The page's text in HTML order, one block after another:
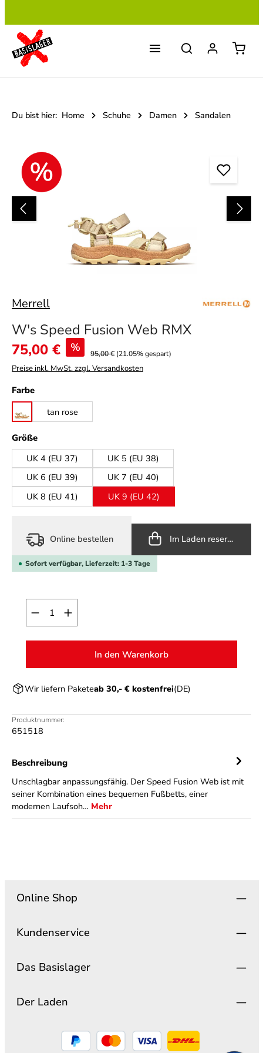
Du bist hier: Home Schuhe Damen Sandalen
Merrell
W's Speed Fusion Web RMX
Verkaufspreis:
75,00 € % 95,00 € (21.05% gespart)
Preise inkl. MwSt. zzgl. Versandkosten
Farbeauswählen
poplar
tan rose
Größeauswählen
UK 4 (EU 37)
UK 5 (EU 38)
UK 6 (EU 39)
UK 7 (EU 40)
UK 8 (EU 41)
UK 9 (EU 42)
Online bestellen Im Laden reservieren
Sofort verfügbar, Lieferzeit: 1-3 Tage
Produkt Anzahl: Gib den gewünschten Wert
In den Warenkorb
Wir liefern Paketeab 30,- € kostenfrei(DE)
Produktnummer:
651518
Beschreibung
Unschlagbar anpassungsfähig. Der Speed Fusion Web ist mit
seiner Kombination eines bequemen Fußbetts, einer
modernen Laufsoh… Mehr
Online Shop
Kundenservice
Das Basislager
Der Laden